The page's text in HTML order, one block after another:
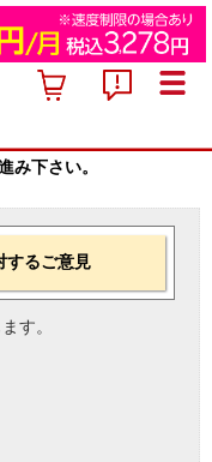
み下さい。
するご意見
す。